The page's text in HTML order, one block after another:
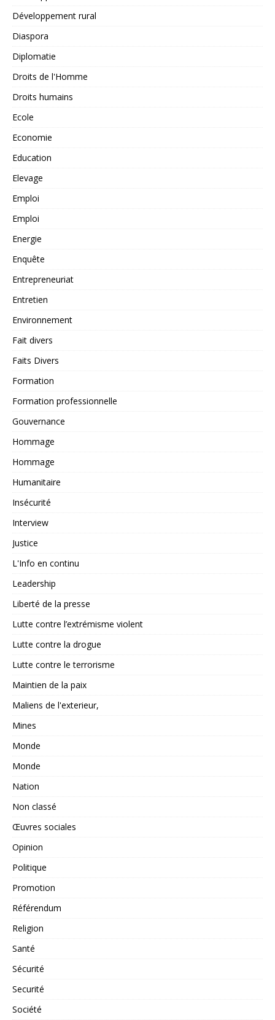
Développement rural
Diaspora
Diplomatie
Droits de l'Homme
Droits humains
Ecole
Economie
Education
Elevage
Emploi
Emploi
Energie
Enquête
Entrepreneuriat
Entretien
Environnement
Fait divers
Faits Divers
Formation
Formation professionnelle
Gouvernance
Hommage
Hommage
Humanitaire
Insécurité
Interview
Justice
L'Info en continu
Leadership
Liberté de la presse
Lutte contre l’extrémisme violent
Lutte contre la drogue
Lutte contre le terrorisme
Maintien de la paix
Maliens de l'exterieur,
Mines
Monde
Monde
Nation
Non classé
Œuvres sociales
Opinion
Politique
Promotion
Référendum
Religion
Santé
Sécurité
Securité
Société